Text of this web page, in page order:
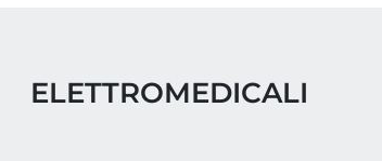
ELETTROMEDICALI